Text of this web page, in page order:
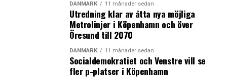
DANMARK 11 månader sedan
Utredning klar av åtta nya möjliga
Metrolinjer i Köpenhamn och över
Öresund till 2070
DANMARK 11 månader sedan
Socialdemokratiet och Venstre vill se
fler p-platser i Köpenhamn